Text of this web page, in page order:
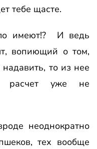
тебе щасте.
имеют!? И ведь
вопиющий о том,
то из нее
расчет уже не
неоднократно
тех вообще